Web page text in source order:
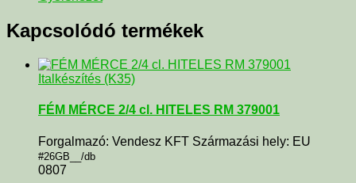
Kapcsolódó termékek
Italkészítés (K35)
FÉM MÉRCE 2/4 cl. HITELES RM 379001
Forgalmazó: Vendesz KFT Származási hely: EU
#26GB__/db
0807